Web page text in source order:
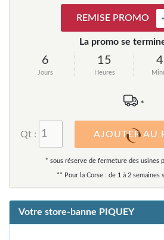
REMISE PROMO
La promo se
6
Jours
15
Heures
*
Qt : AJOUTER AU
* sous réserve de fermeture des usines
** Pour la Corse : de 1 à 2 semaines
Votre store-banne PIQUEY